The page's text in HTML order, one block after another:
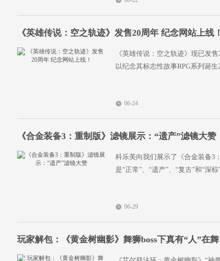
《英雄传说：空之轨迹》发售20周年 纪念网站上线
《英雄传说：空之轨迹》现已发
以纪念其标志性故事RPG系列诞生
06-24
《合金装备3：重制版》滤镜展示：“遗产”滤镜大赞
科乐美向我们展示了《合金装备3
是“正常”、“遗产”、“复古”和“深棕
06-29
玩家解包：《黄金树幽影》舞狮boss下真有“人”在舞